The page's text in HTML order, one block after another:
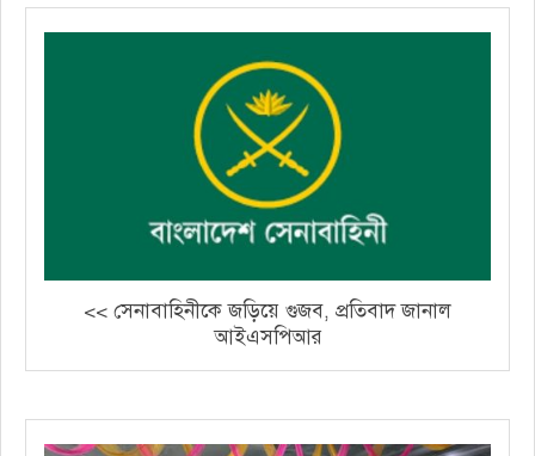
<< সেনাবাহিনীকে জড়িয়ে গুজব, প্রতিবাদ জানাল
আইএসপিআর